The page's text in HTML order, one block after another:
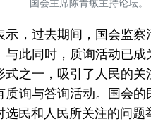
示，过去期间，国会监察
与此同时，质询活动已
式之一，吸引了人民的关
质询与答询活动。国会的
民和人民所关注的问题